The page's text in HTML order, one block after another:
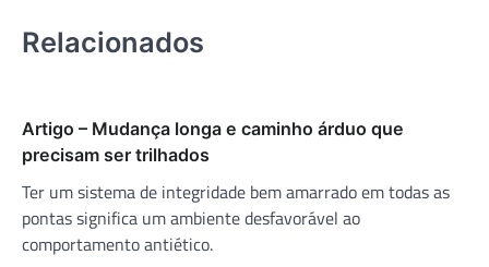
Relacionados
Artigo – Mudança longa e caminho árduo que
precisam ser trilhados
Ter um sistema de integridade bem amarrado em todas as
pontas significa um ambiente desfavorável ao
comportamento antiético.